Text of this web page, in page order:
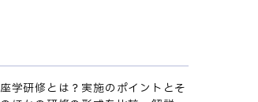
座学研修とは？実施のポイントとそ